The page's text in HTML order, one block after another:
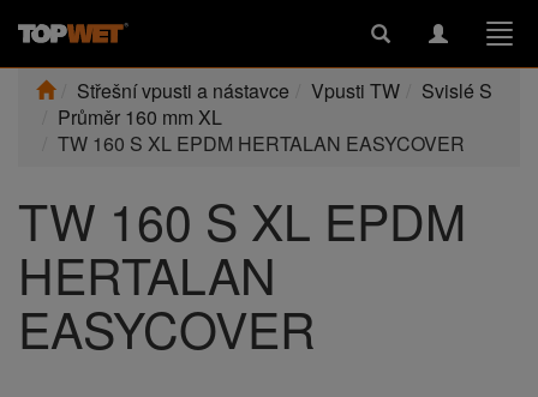
Toggle
Toggle
Střešní vpusti a nástavce
Vpusti TW
Svislé S
Průměr 160 mm XL
TW 160 S XL EPDM HERTALAN EASYCOVER
TW 160 S XL EPDM
HERTALAN
EASYCOVER